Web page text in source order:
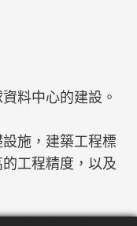
料中心的建設。
施，建築工程標
工程精度，以及